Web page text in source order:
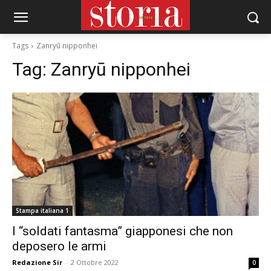
Tags Zanryū nipponhei
Tag: Zanryū nipponhei
Stampa italiana 1
I “soldati fantasma” giapponesi che non
deposero le armi
Redazione Sir - 2 Ottobre 2022 0